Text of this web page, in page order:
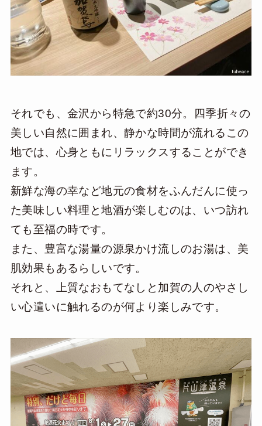
それでも、金沢から特急で約30分。四季折々の
美しい自然に囲まれ、静かな時間が流れるこの
地では、心身ともにリラックスすることができ
ます。
新鮮な海の幸など地元の食材をふんだんに使っ
た美味しい料理と地酒が楽しむのは、いつ訪れ
ても至福の時です。
また、豊富な湯量の源泉かけ流しのお湯は、美
肌効果もあるらしいです。
それと、上質なおもてなしと加賀の人のやさし
い心遣いに触れるのが何より楽しみです。